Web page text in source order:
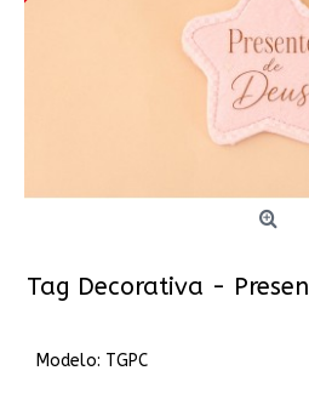
Tag Decorativa -
Modelo: TGPC